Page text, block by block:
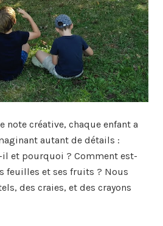
note créative, chaque enfant a
autant de détails :
il et pourquoi ? Comment est-
feuilles et ses fruits ? Nous
des craies, et des crayons